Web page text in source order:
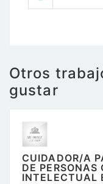
Otros
gustar
CUIDADOR/A
DE
INTELECTUAL